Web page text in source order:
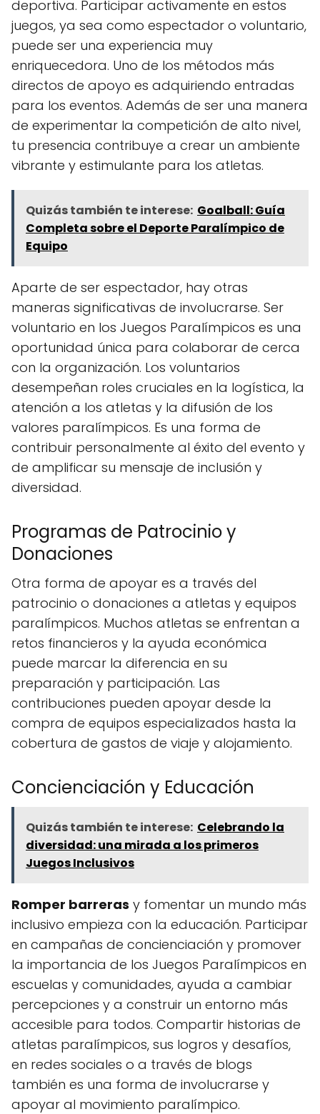
deportiva. Participar activamente en estos
juegos, ya sea como espectador o voluntario,
puede ser una experiencia muy
enriquecedora. Uno de los métodos más
directos de apoyo es adquiriendo entradas
para los eventos. Además de ser una manera
de experimentar la competición de alto nivel,
tu presencia contribuye a crear un ambiente
vibrante y estimulante para los atletas.
Quizás también te interese: Goalball: Guía
Completa sobre el Deporte Paralímpico de
Equipo
Aparte de ser espectador, hay otras
maneras significativas de involucrarse. Ser
voluntario en los Juegos Paralímpicos es una
oportunidad única para colaborar de cerca
con la organización. Los voluntarios
desempeñan roles cruciales en la logística, la
atención a los atletas y la difusión de los
valores paralímpicos. Es una forma de
contribuir personalmente al éxito del evento y
de amplificar su mensaje de inclusión y
diversidad.
Programas de Patrocinio y
Donaciones
Otra forma de apoyar es a través del
patrocinio o donaciones a atletas y equipos
paralímpicos. Muchos atletas se enfrentan a
retos financieros y la ayuda económica
puede marcar la diferencia en su
preparación y participación. Las
contribuciones pueden apoyar desde la
compra de equipos especializados hasta la
cobertura de gastos de viaje y alojamiento.
Concienciación y Educación
Quizás también te interese: Celebrando la
diversidad: una mirada a los primeros
Juegos Inclusivos
Romper barreras y fomentar un mundo más
inclusivo empieza con la educación. Participar
en campañas de concienciación y promover
la importancia de los Juegos Paralímpicos en
escuelas y comunidades, ayuda a cambiar
percepciones y a construir un entorno más
accesible para todos. Compartir historias de
atletas paralímpicos, sus logros y desafíos,
en redes sociales o a través de blogs
también es una forma de involucrarse y
apoyar al movimiento paralímpico.